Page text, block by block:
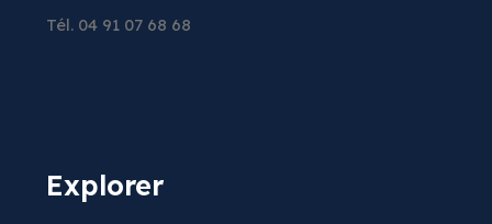
Tél. 04 91 07 68 68
Explorer